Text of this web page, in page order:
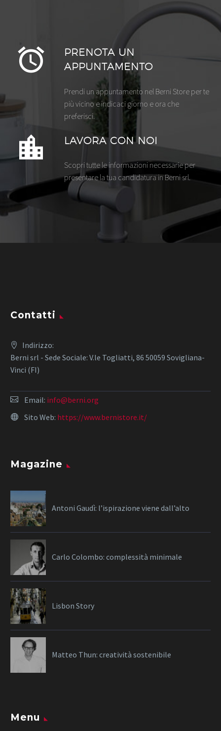
PRENOTA UN
APPUNTAMENTO
Prendi un appuntamento nel Berni Store per te
più vicino e indicaci giorno e ora che
preferisci.
LAVORA CON NOI
Scopri tutte le informazioni necessarie per
presentare la tua candidatura in Berni srl.
Contatti
Indirizzo:
Berni srl - Sede Sociale: V.le Togliatti, 86 50059 Sovigliana-
Vinci (FI)
Email: info@berni.org
Sito Web: https://www.bernistore.it/
Magazine
Antoni Gaudì: l’ispirazione viene dall’alto
Carlo Colombo: complessità minimale
Lisbon Story
Matteo Thun: creatività sostenibile
Menu